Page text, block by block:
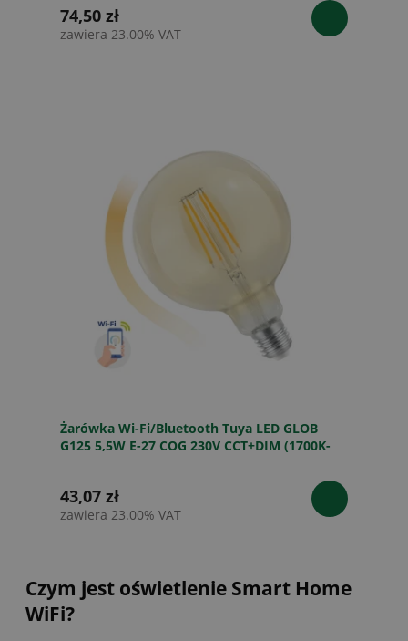
74,50 zł
zawiera 23.00% VAT
Żarówka Wi-Fi/Bluetooth Tuya LED GLOB
G125 5,5W E-27 COG 230V CCT+DIM (1700K-
43,07 zł
zawiera 23.00% VAT
Czym jest oświetlenie Smart Home
WiFi?